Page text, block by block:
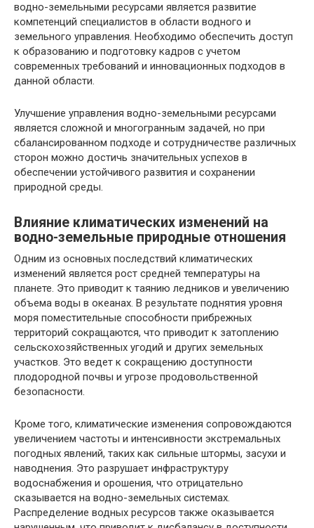
водно-земельными ресурсами является развитие
компетенций специалистов в области водного и
земельного управления. Необходимо обеспечить доступ
к образованию и подготовку кадров с учетом
современных требований и инновационных подходов в
данной области.
Улучшение управления водно-земельными ресурсами
является сложной и многогранным задачей, но при
сбалансированном подходе и сотрудничестве различных
сторон можно достичь значительных успехов в
обеспечении устойчивого развития и сохранении
природной среды.
Влияние климатических изменений на
водно-земельные природные отношения
Одним из основных последствий климатических
изменений является рост средней температуры на
планете. Это приводит к таянию ледников и увеличению
объема воды в океанах. В результате поднятия уровня
моря поместительные способности прибрежных
территорий сокращаются, что приводит к затоплению
сельскохозяйственных угодий и других земельных
участков. Это ведет к сокращению доступности
плодородной почвы и угрозе продовольственной
безопасности.
Кроме того, климатические изменения сопровождаются
увеличением частоты и интенсивности экстремальных
погодных явлений, таких как сильные штормы, засухи и
наводнения. Это разрушает инфраструктуру
водоснабжения и орошения, что отрицательно
сказывается на водно-земельных системах.
Распределение водных ресурсов также оказывается